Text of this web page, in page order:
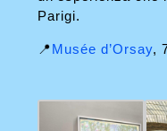
Parigi.
📍Musée d’Orsay,